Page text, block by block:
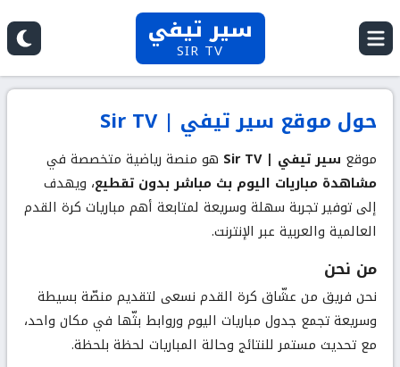
سير تيفي
SIR TV
حول موقع سير تيفي | Sir TV
موقع سير تيفي | Sir TV
هو منصة رياضية متخصصة في
مشاهدة مباريات اليوم بث مباشر بدون تقطيع، ويهدف
إلى توفير تجربة سهلة وسريعة لمتابعة أهم مباريات كرة القدم
العالمية والعربية عبر الإنترنت.
من نحن
نحن فريق من عشّاق كرة القدم نسعى لتقديم منصّة بسيطة
وسريعة تجمع جدول مباريات اليوم وروابط بثّها في مكان واحد،
مع تحديث مستمر للنتائج وحالة المباريات لحظة بلحظة.